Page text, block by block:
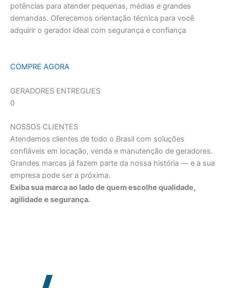
potências para atender pequenas, médias e grandes
demandas. Oferecemos orientação técnica para você
adquirir o gerador ideal com segurança e confiança
COMPRE AGORA
GERADORES ENTREGUES
0
NOSSOS CLIENTES
Atendemos clientes de todo o Brasil com soluções
confiáveis em locação, venda e manutenção de geradores.
Grandes marcas já fazem parte da nossa história — e a sua
empresa pode ser a próxima.
Exiba sua marca ao lado de quem escolhe qualidade,
agilidade e segurança.